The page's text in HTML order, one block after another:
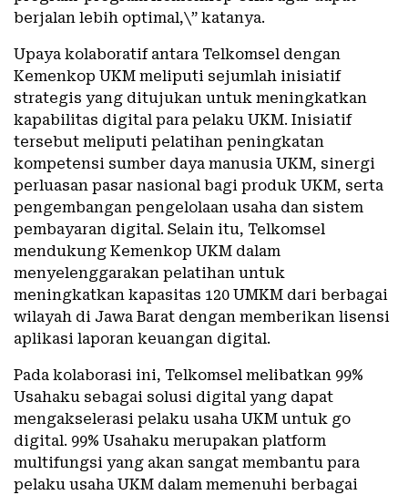
berjalan lebih optimal,\” katanya.
Upaya kolaboratif antara Telkomsel dengan
Kemenkop UKM meliputi sejumlah inisiatif
strategis yang ditujukan untuk meningkatkan
kapabilitas digital para pelaku UKM. Inisiatif
tersebut meliputi pelatihan peningkatan
kompetensi sumber daya manusia UKM, sinergi
perluasan pasar nasional bagi produk UKM, serta
pengembangan pengelolaan usaha dan sistem
pembayaran digital. Selain itu, Telkomsel
mendukung Kemenkop UKM dalam
menyelenggarakan pelatihan untuk
meningkatkan kapasitas 120 UMKM dari berbagai
wilayah di Jawa Barat dengan memberikan lisensi
aplikasi laporan keuangan digital.
Pada kolaborasi ini, Telkomsel melibatkan 99%
Usahaku sebagai solusi digital yang dapat
mengakselerasi pelaku usaha UKM untuk go
digital. 99% Usahaku merupakan platform
multifungsi yang akan sangat membantu para
pelaku usaha UKM dalam memenuhi berbagai